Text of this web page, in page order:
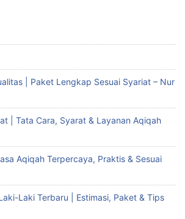
| Paket Lengkap Sesuai Syariat – Nur
| Tata Cara, Syarat & Layanan Aqiqah
Aqiqah Terpercaya, Praktis & Sesuai
Laki Terbaru | Estimasi, Paket & Tips